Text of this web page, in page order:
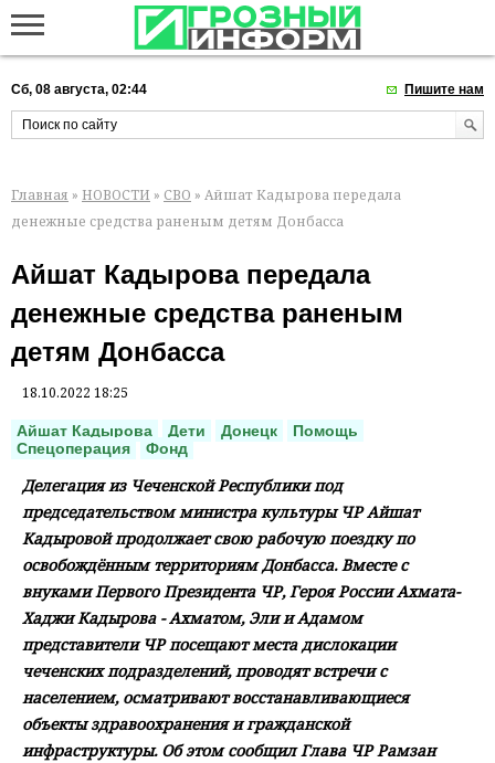
Сб, 08 августа, 02:44 Пишите нам
Главная » НОВОСТИ » СВО » Айшат Кадырова передала
денежные средства раненым детям Донбасса
Айшат Кадырова передала
денежные средства раненым
детям Донбасса
18.10.2022 18:25
Айшат Кадырова Дети Донецк
Помощь
Спецоперация
Фонд
Делегация из Чеченской Республики под
председательством министра культуры ЧР Айшат
Кадыровой продолжает свою рабочую поездку по
освобождённым территориям Донбасса. Вместе с
внуками Первого Президента ЧР, Героя России Ахмата-
Хаджи Кадырова - Ахматом, Эли и Адамом
представители ЧР посещают места дислокации
чеченских подразделений, проводят встречи с
населением, осматривают восстанавливающиеся
объекты здравоохранения и гражданской
инфраструктуры. Об этом сообщил Глава ЧР Рамзан